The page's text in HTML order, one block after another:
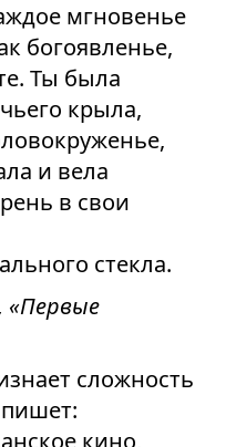
мгновенье
богоявленье,
Ты была
крыла,
и вела
в свои
стекла.
«Первые
сложность